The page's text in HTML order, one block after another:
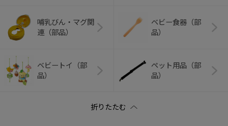
哺乳びん・マグ関
連（部品）
ベビー食器（部
品）
ベビートイ（部
品）
ペット用品（部
品）